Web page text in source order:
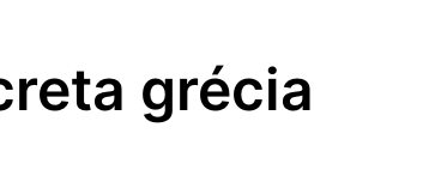
grécia